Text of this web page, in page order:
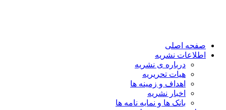
صفحه اصلی
اطلاعات نشریه
درباره ی نشریه
هیات تحریریه
اهداف و زمینه ها
اخبار نشریه
بانک ها و نمایه نامه ها